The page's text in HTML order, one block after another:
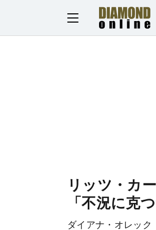
リッツ・カ
「不況に克
ダイアナ・オレッ